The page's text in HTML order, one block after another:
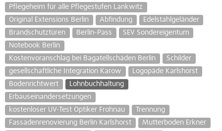
Pflegeheim für alle Pflegestufen Lankwitz
Original Extensions Berlin
Abfindung
Edelstahlgeländer
Brandschutztüren
Berlin-Pass
SEV Sondereigentum
Notebook Berlin
Kostenvoranschlag bei Bagatellschäden Berlin
Schilder
gesellschaftliche Integration Karow
Logopäde Karlshorst
Bodenrichtwert
Lohnbuchhaltung
Erbauseinandersetzungen
kostenloser UV-Test Optiker Frohnau
Trennung
Fassadenrenovierung Berlin Karlshorst
Mutterboden Erkner